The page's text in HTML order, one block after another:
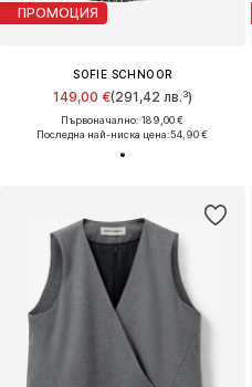
ПРОМОЦИЯ
SOFIE SCHNOOR
149,00 €(291,42 лв.³)
Първоначално: 189,00 €
Последна най-ниска цена:54,90 €